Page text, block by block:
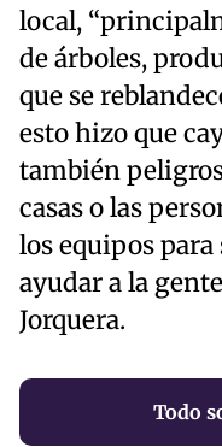
local,
de árboles,
que se
esto hizo que
también
casas o las
los equipos para
ayudar a la
Jorquera.
Todo